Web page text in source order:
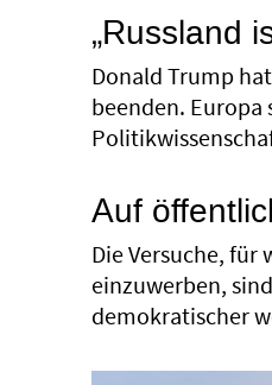
„Russland
Donald Trump
beenden.
Auf
Die Versuche,
einzuwerben,
demokratischer